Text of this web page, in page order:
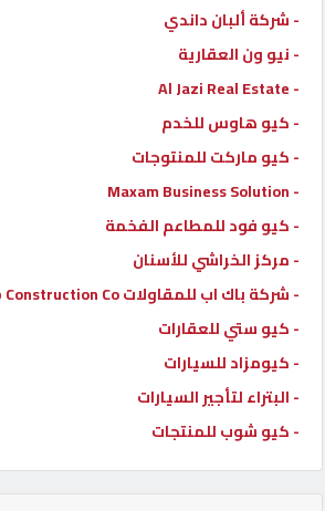
- شركة ألبان داندي
- نيو ون العقارية
- Al Jazi Real Estate
- كيو هاوس للخدم
- كيو ماركت للمنتوجات
- Maxam Business Solution
- كيو فود للمطاعم الفخمة
- مركز الخراشي للأسنان
- شركة باك اب للمقاولات Back Up Construction Co
- كيو ستي للعقارات
- كيومزاد للسيارات
- البتراء لتأجير السيارات
- كيو شوب للمنتجات